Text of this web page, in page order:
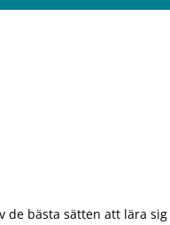
de bästa sätten att lära